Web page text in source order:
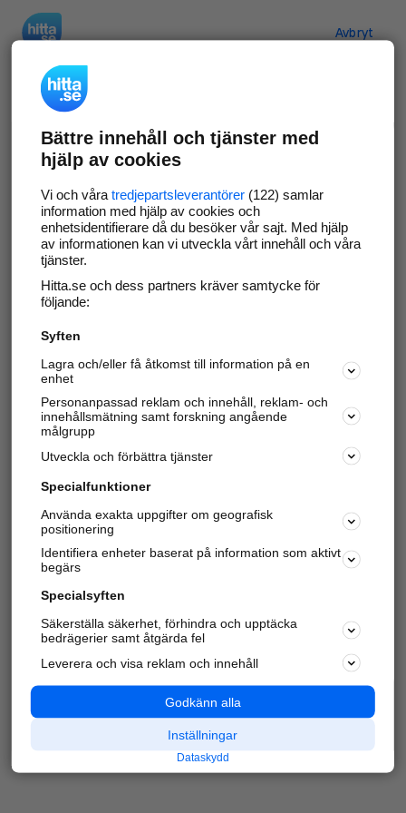
Avbryt
Verifiera ditt företag
Gör som 69 551företag
företagssida på hitta.se och syns bättre mot
kunder i ditt närområde. Helt kostnadsfritt.
Uppdatera din företagsinformation
Svara på och hantera dina omdömen
Har du redan verifierat ditt företag? Logga in
Varje vecka besöker du och4 miljoner
andra
härliga användare oss för att hitta rätt lokal
information om företag, privatpersoner och
platser.
Bättre innehåll och tjänster med
hjälp av cookies
Vi och våra tredjepartsleverantörer(122) samlar
information med hjälp av cookies och
enhetsidentifierare då du besöker vår sajt. Med hjälp
av informationen kan vi utveckla vårt innehåll och våra
tjänster.
Hitta.se och dess partners kräver samtycke för
följande:
Syften
Lagra och/eller få åtkomst till information på en
enhet
Personanpassad reklam och innehåll, reklam- och
innehållsmätning samt forskning angående
målgrupp
Utveckla och förbättra tjänster
Specialfunktioner
Använda exakta uppgifter om geografisk
positionering
Identifiera enheter baserat på information som aktivt
begärs
Specialsyften
Säkerställa säkerhet, förhindra och upptäcka
bedrägerier samt åtgärda fel
Leverera och visa reklam och innehåll
Godkänn alla
Inställningar
Dataskydd